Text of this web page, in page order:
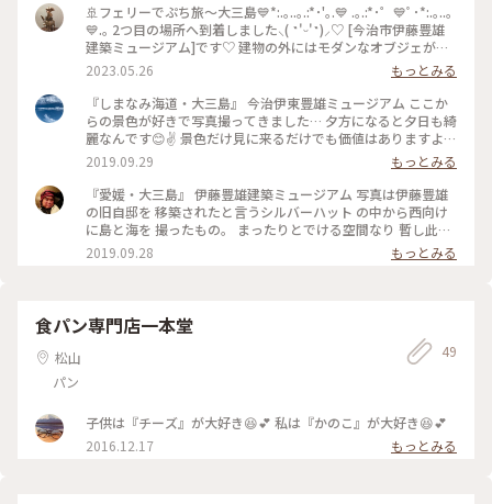
🚢フェリーでぷち旅〜大三島💙*:.｡..｡.:*･'｡.💙 .｡.:*･゜💙ﾟ･*:.｡..｡
💙.｡ 2つ目の場所へ到着しました⸜( ˶'ᵕ'˶)⸝♡ [今治市伊藤豊雄
建築ミュージアム]です♡ 建物の外にはモダンなオブジェが並
んでいます 海のそばで眺める建造物は美しいです✨💙 館内に
は寝転がれるくらいリラックスできる スペースがあります
(*'▽'*) 大きな窓から美しい島や海を眺めていると うとうとし
てしまいそうです(´-ω-｀)))。。 後ろ髪引かれながら次へすす
みます🚗³₃ * ここでチケットのご紹介をします•*¨*•.¸¸☆ 今回
使ったのは3箇所をまわるチケット ✲ところミュージアム大三
島 ✼今治市伊東豊雄建築ミュージアム ✼岩田健母と子のミュー
ジアム もう1つは上の3つに加え全部で5箇所☝🏻 ✲大三島美術
館 ✲村上三島記念館です(о´∀`о) ルートを考えてお得にまわ
られたらいいですね♡ * #フェリー旅🚢#大三島##私のことり
っぷ旅 #私の旅行記#レトロな街#お得なチケット🎟 #今治市伊
藤豊雄建築ミュージアム•*¨*•.¸¸♬︎
2023.05.26
もっとみる
『しまなみ海道・大三島』 今治伊東豊雄ミュージアム ここか
らの景色が好きで写真撮ってきました… 夕方になると夕日も綺
麗なんです😊✌ 景色だけ見に来るだけでも価値はありますよ
♬♬ #今治伊東豊雄ミュージアム#しまなみ海道#大三島#お気
に入りの景色
2019.09.29
もっとみる
『愛媛・大三島』 伊藤豊雄建築ミュージアム 写真は伊藤豊雄
の旧自邸を 移築されたと言うシルバーハット の中から西向け
に島と海を 撮ったもの。 まったりとでける空間なり 暫し此処
にて佇む🤗🤗🤗
2019.09.28 もっとみる
食パン専門店一本堂
松山
パン
49
子供は『チーズ』が大好き😆💕 私は『かのこ』が大好き😆💕
2016.12.17
もっとみる